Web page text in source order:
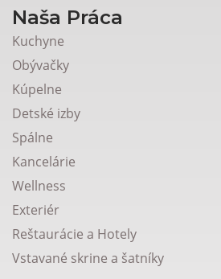
Naša Práca
Kuchyne
Obývačky
Kúpelne
Detské izby
Spálne
Kancelárie
Wellness
Exteriér
Reštaurácie a Hotely
Vstavané skrine a šatníky